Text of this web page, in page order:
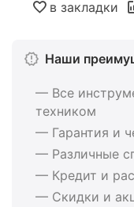
в закладки
Наши
— Все
техником
— Гарантия и
— Различные
— Кредит и
— Скидки и